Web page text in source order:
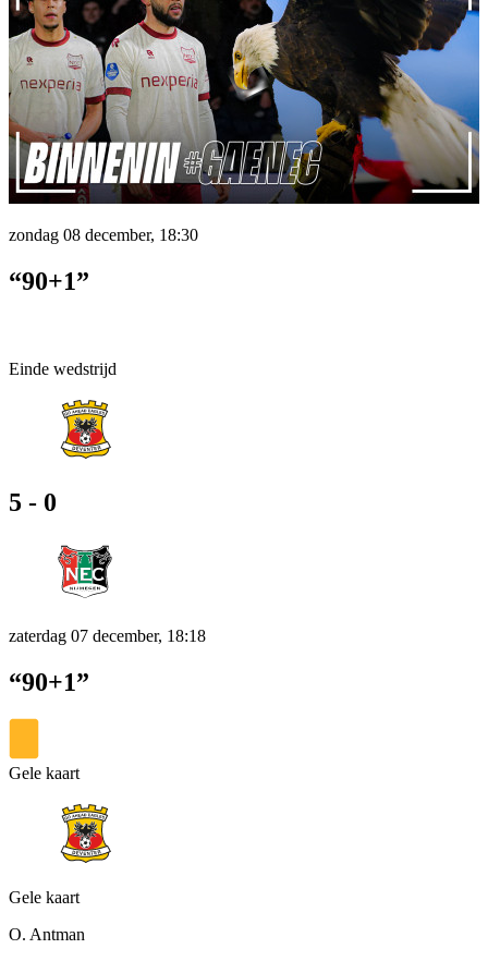
zondag 08 december, 18:30
“90+1”
Einde wedstrijd
5 - 0
zaterdag 07 december, 18:18
“90+1”
Gele kaart
Gele kaart
O. Antman